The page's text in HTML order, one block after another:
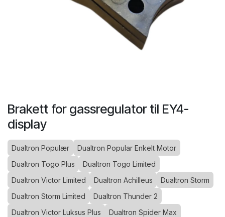
Brakett for gassregulator til EY4-
display
Dualtron Populær
Dualtron Popular Enkelt Motor
Dualtron Togo Plus
Dualtron Togo Limited
Dualtron Victor Limited
Dualtron Achilleus
Dualtron Storm
Dualtron Storm Limited
Dualtron Thunder 2
Dualtron Victor Luksus Plus
Dualtron Spider Max